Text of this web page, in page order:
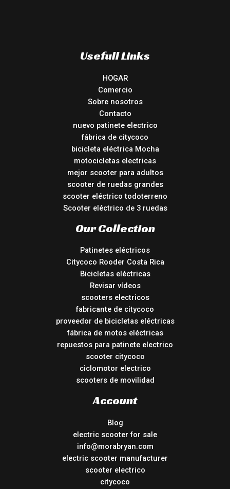
Usefull Links
HOGAR
Comercio
Sobre nosotros
Contacto
nuevo patinete electrico
fábrica de citycoco
bicicleta eléctrica Mocha
motocicletas electricas
mejor scooter para adultos
scooter de ruedas grandes
scooter eléctrico todoterreno
Scooter eléctrico de 3 ruedas
Our Collection
Patinetes eléctricos
Citycoco Rooder Costa Rica
Bicicletas eléctricas
Revisar vídeos
scooters electricos
fabricante de citycoco
proveedor de bicicletas eléctricas
fábrica de motos eléctricas
repuestos para patinete electrico
scooter citycoco
ciclomotor electrico
scooters de movilidad
Account
Blog
electric scooter for sale
info@morabryan.com
electric scooter manufacturer
scooter electrico
citycoco